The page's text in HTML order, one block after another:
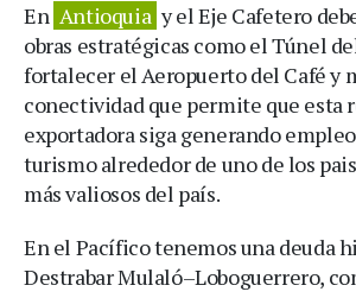
En Antioquia y el Eje Cafetero
obras estratégicas como el Túnel
fortalecer el Aeropuerto del Café y
conectividad que permite que esta
exportadora siga generando
turismo alrededor de uno de los
más valiosos del país.
En el Pacífico tenemos una deuda
Destrabar Mulaló–Loboguerrero,